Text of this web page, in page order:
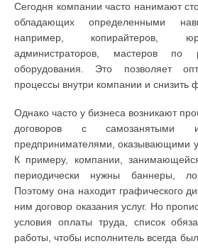
Сегодня компании часто нанимают
обладающих определенными
например, копирайтеров,
администраторов, мастеров по
оборудования. Это позволяет
процессы внутри компании и снизить
Однако часто у бизнеса возникают
договоров с самозанятыми и
предпринимателями, оказывающими
К примеру, компании,
периодически нужны баннеры,
Поэтому она находит графического
ним договор оказания услуг. Но
условия оплаты труда, список
работы, чтобы исполнитель всегда